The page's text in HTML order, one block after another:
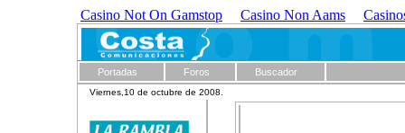
Casino Not On Gamstop Casino Non Aams
Portadas Foros Buscador
Viernes,10 de octubre de 2008.